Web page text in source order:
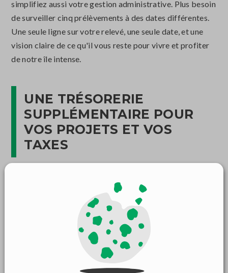
simplifiez aussi votre gestion administrative. Plus besoin
de surveiller cinq prélèvements à des dates différentes.
Une seule ligne sur votre relevé, une seule date, et une
vision claire de ce qu'il vous reste pour vivre et profiter
de notre île intense.
UNE TRÉSORERIE
SUPPLÉMENTAIRE POUR
VOS PROJETS ET VOS
TAXES
L'un des avantages souvent méconnus du rachat de
crédits est la possibilité d'inclure une enveloppe de
trésorerie complémentaire. Lors du montage de votre
dossier chez Finandom, nous pouvons prévoir une
somme dédiée au financement d'un nouveau projet
dans le cas présent, au règlement de vos futures dettes